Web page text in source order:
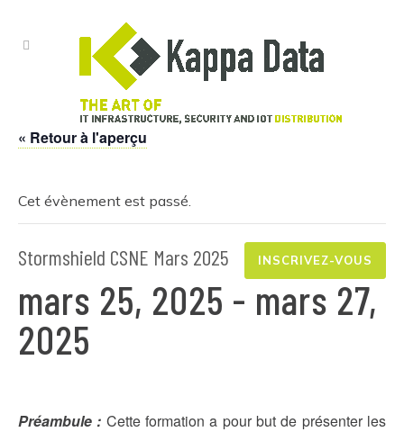
« Retour à l'aperçu
Cet évènement est passé.
INSCRIVEZ-VOUS
Stormshield CSNE Mars 2025
mars 25, 2025 - mars 27,
2025
Préambule : Cette formation a pour but de présenter les